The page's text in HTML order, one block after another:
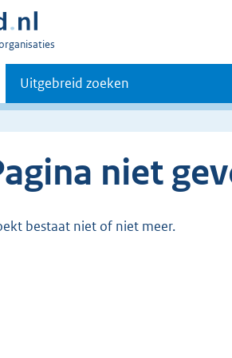
Uitgebreid zoeken
niet
bestaat niet of niet meer.